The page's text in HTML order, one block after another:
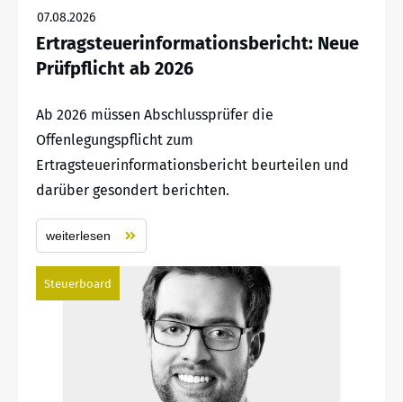
07.08.2026
Ertragsteuerinformationsbericht: Neue
Prüfpflicht ab 2026
Ab 2026 müssen Abschlussprüfer die
Offenlegungspflicht zum
Ertragsteuerinformationsbericht beurteilen und
darüber gesondert berichten.
weiterlesen
Steuerboard